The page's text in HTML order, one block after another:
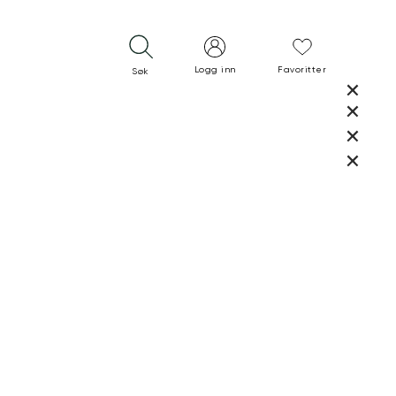
LUKK
LUKK
LUKK
Søk Logg inn Favoritter
30 DAGERS RETURRETT